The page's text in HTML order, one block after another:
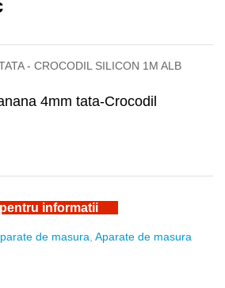
- CROCODIL SILICON 1M ALB
4mm tata-Crocodil
informatii
de masura Aparate de masura